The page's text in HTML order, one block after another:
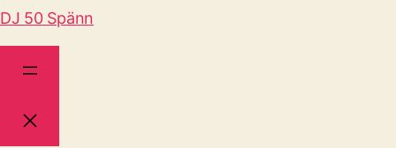
DJ 50 Spänn